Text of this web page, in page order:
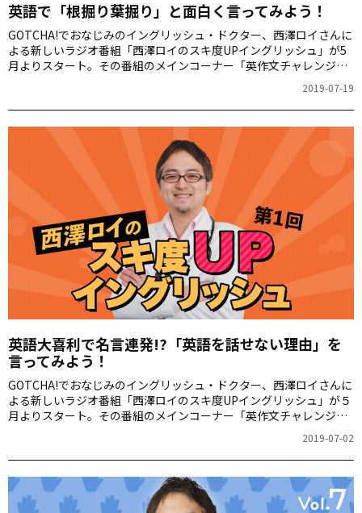
英語で「根掘り葉掘り」と面白く言ってみよう！
GOTCHA!でおなじみのイングリッシュ・ドクター、西澤ロイさんに
よる新しいラジオ番組「西澤ロイのスキ度UPイングリッシュ」が5
月よりスタート。その番組のメインコーナー「英作文チャレンジ」
で、毎回お題に合わせて英語フレーズを大募集しています。この連
載では、番組のゲストや一般の方がTwitterで回答した楽しいフレー
ズを紹介します。ぜひ、あなたも挑戦してみませんか？
2019-07-19
英語大喜利で名言連発!?「英語を話せない理由」を
言ってみよう！
GOTCHA!でおなじみのイングリッシュ・ドクター、西澤ロイさんに
よる新しいラジオ番組「西澤ロイのスキ度UPイングリッシュ」が５
月よりスタート。その番組のメインコーナー「英作文チャレンジ」
で、毎回お題に合わせて英語フレーズを大募集しています。この連
載では、番組のゲストや一般の方がTwitterで回答した楽しいフレー
ズを紹介します。あなたもぜひ、挑戦してみませんか？
2019-07-02